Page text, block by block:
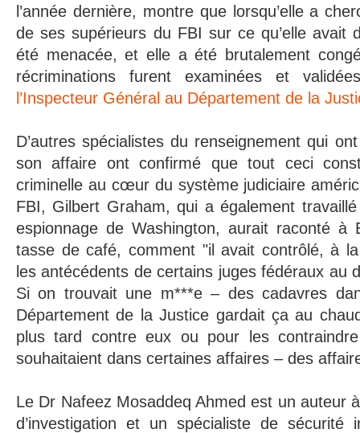
l’année dernière, montre que lorsqu’elle a
de ses supérieurs du FBI sur ce qu’elle avait
été menacée, et elle a été brutalement
récriminations furent examinées et
l’Inspecteur Général au Département de la
D’autres spécialistes du renseignement qui
son affaire ont confirmé que tout ceci
criminelle au cœur du système judiciaire
FBI, Gilbert Graham, qui a également
espionnage de Washington, aurait raconté à
tasse de café, comment "il avait contrôlé, à
les antécédents de certains juges fédéraux
Si on trouvait une m***e – des cadavres
Département de la Justice gardait ça au
plus tard contre eux ou pour les
souhaitaient dans certaines affaires – des
Le Dr Nafeez Mosaddeq Ahmed est un auteur
d’investigation et un spécialiste de sécurité